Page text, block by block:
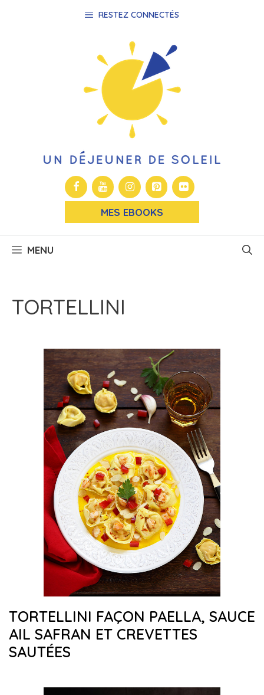
RESTEZ CONNECTÉS
MES EBOOKS
MENU
TORTELLINI
TORTELLINI FAÇON PAELLA, SAUCE
AIL SAFRAN ET CREVETTES
SAUTÉES